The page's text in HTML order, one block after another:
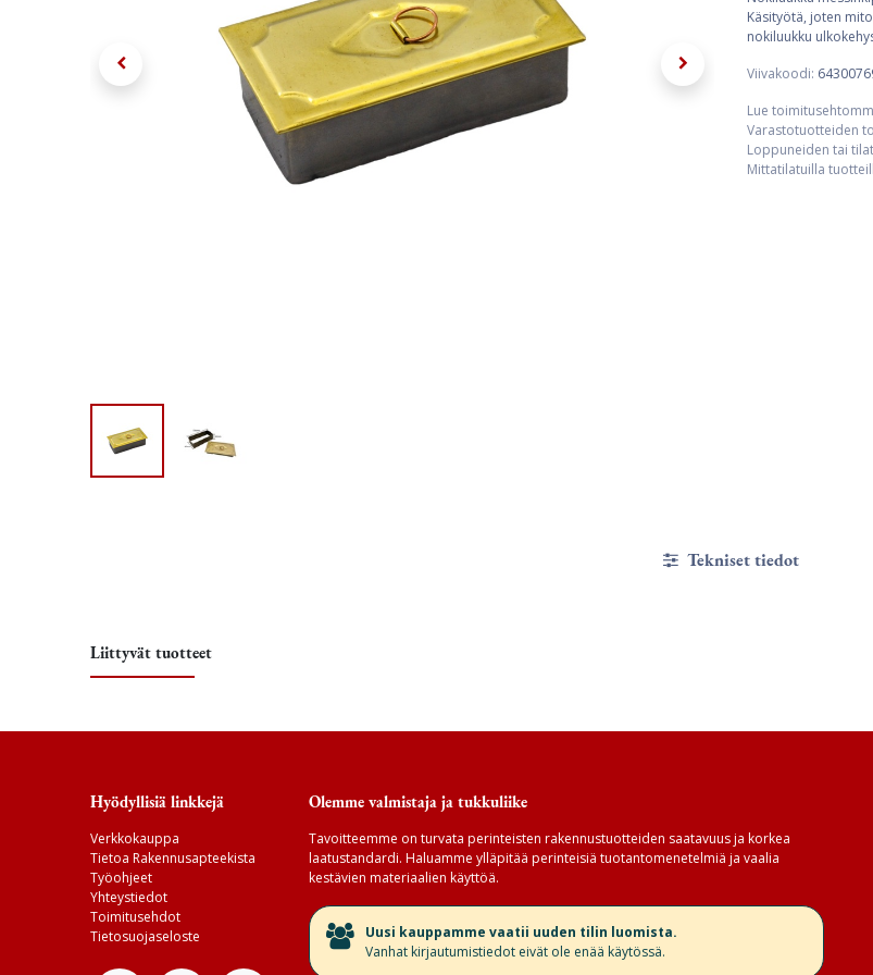
Käsityötä, joten
nokiluukku
Viivakoodi:
Lue
Varastotuotteiden
Loppuneiden tai
Mittatilatuilla
Tekniset tiedot
Liittyvät tuotteet
Hyödyllisiä linkkejä
Verkkokauppa
Tietoa Rakennusapteekista
Työohjeet
Yhteystiedot
Toimitusehdot
Tietosuojaseloste
Olemme valmistaja ja tukkuliike
Tavoitteemme on turvata perinteisten rakennustuotteiden saatavuus ja korkea
laatustandardi. Haluamme ylläpitää perinteisiä tuotantomenetelmiä ja vaalia
kestävien materiaalien käyttöä.
​Uusi kauppamme vaatii uuden tilin luomista.
Vanhat kirjautumistiedot eivät ole enää käytössä.